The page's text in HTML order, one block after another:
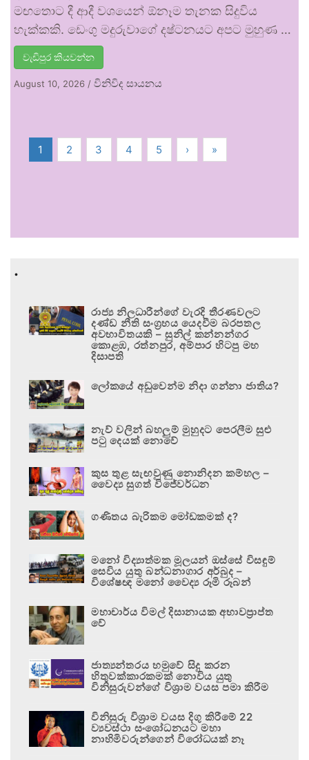
මඟතොට දී ආදී වශයෙන් ඕනෑම තැනක සිදුවිය
හැක්කකි. ඩෙංගු මදුරුවාගේ දෂ්ටනයට අපට මුහුණ …
වැඩිපුර කියවන්න
August 10, 2026 / විනිවිද සායනය
1 2 3 4 5 › »
.
රාජ්‍ය නිලධාරීන්ගේ වැරදි තීරණවලට
දණ්ඩ නීති සංග්‍රහය යෙදවීම බරපතල
අවභාවිතයකි – සුනිල් කන්නන්ගර
කොළඹ, රත්නපුර, අම්පාර හිටපු මහ
දිසාපති
ලෝකයේ අඩුවෙන්ම නිදා ගන්නා ජාතිය?
නැව් වලින් බහලුම් මුහුදට පෙරලීම සුළු
පටු දෙයක් නොවේ
කුස තුළ සැඟවුණු නොනිදන කම්හල –
වෛද්‍ය සුගත් විජේවර්ධන
ගණිතය බැරිකම මෝඩකමක් ද?
මනෝ විද්‍යාත්මක මූලයන් ඔස්සේ විසඳුම්
සෙවිය යුතු බන්ධනාගාර අර්බුද –
විශේෂඥ මනෝ වෛද්‍ය රූමි රූබන්
මහාචාර්ය විමල් දිසානායක අභාවප්‍රාප්ත
වේ
ජාත්‍යන්තරය හමුවේ සිදු කරන
හිතුවක්කාරකමක් නොවිය යුතු
විනිසුරුවන්ගේ විශ්‍රාම වයස පමා කිරීම
විනිසුරු විශ්‍රාම වයස දිගු කිරීමේ 22
ව්‍යවස්ථා සංශෝධනයට මහා
නාහිමිවරුන්ගෙන් විරෝධයක් නෑ